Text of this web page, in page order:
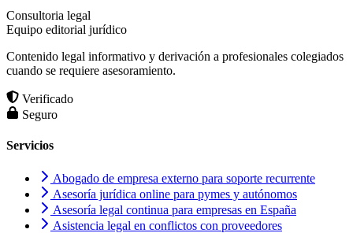
Consultoria legal
Equipo editorial jurídico
Contenido legal informativo y derivación a profesionales colegiados
cuando se requiere asesoramiento.
Verificado
Seguro
Servicios
Abogado de empresa externo para soporte recurrente
Asesoría jurídica online para pymes y autónomos
Asesoría legal continua para empresas en España
Asistencia legal en conflictos con proveedores